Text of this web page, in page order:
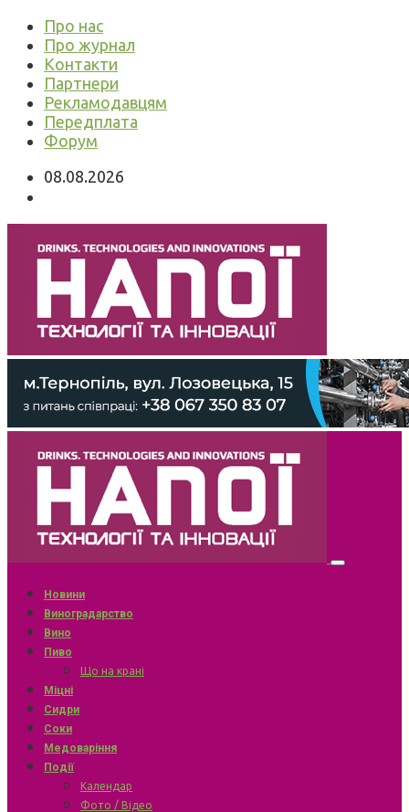
Про нас
Про журнал
Контакти
Партнери
Рекламодавцям
Передплата
Форум
08.08.2026
Новини
Виноградарство
Вино
Пиво
Що на крані
Міцні
Сидри
Соки
Медоваріння
Події
Календар
Фото / Відео